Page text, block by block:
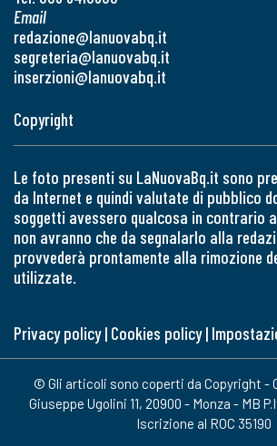
Email
redazione@lanuovabq.it
segreteria@lanuovabq.it
inserzioni@lanuovabq.it
Copyright
Le foto presenti su LaNuovaBq.it sono
da Internet e quindi valutate di pubblico
soggetti avessero qualcosa in contrario
non avranno che da segnalarlo alla
provvederà prontamente alla rimozione
utilizzate.
Privacy policy| Cookies policy|
© Gli articoli sono coperti da Copyright -
Giuseppe Ugolini 11, 20900 - Monza - MB
Iscrizione al ROC 35190